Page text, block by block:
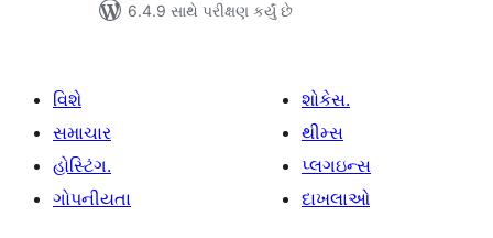
6.4.9 સાથે પરીક્ષણ કર્યું છે
વિશે
સમાચાર
હોસ્ટિંગ.
ગોપનીયતા
શોકેસ.
થીમ્સ
પ્લગઇન્સ
દાખલાઓ